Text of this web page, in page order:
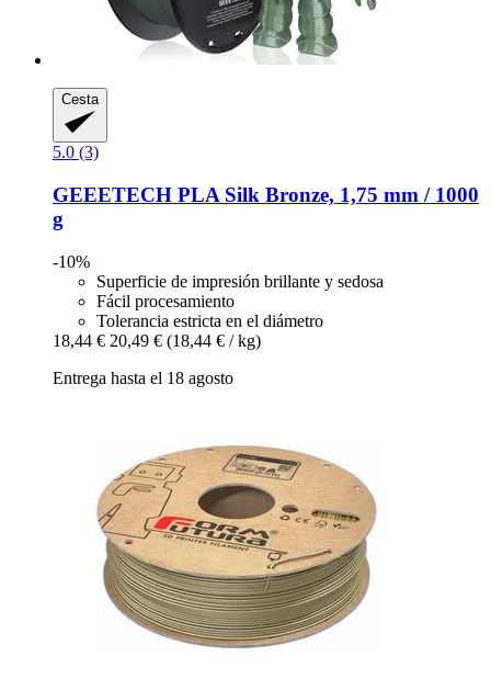
Cesta
5.0 (3)
GEEETECH PLA Silk Bronze, 1,75 mm / 1000
g
-10%
Superficie de impresión brillante y sedosa
Fácil procesamiento
Tolerancia estricta en el diámetro
18,44 € 20,49 € (18,44 € / kg)
Entrega hasta el 18 agosto